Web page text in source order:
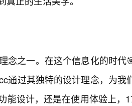
念之一。在这个信息化的时代
通过其独特的设计理念，为
能设计，还是在使用体验上，